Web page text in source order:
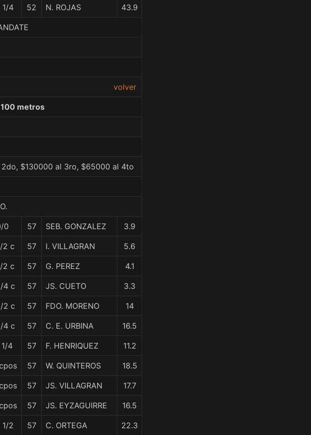
1/4 52 N. ROJAS 43.9
volver
metros
$130000 al 3ro, $65000 al 4to
0 57 SEB. GONZALEZ 3.9
2 c 57 I. VILLAGRAN 5.6
2 c 57 G. PEREZ 4.1
4 c 57 JS. CUETO 3.3
2 c 57 FDO. MORENO 14
4 c 57 C. E. URBINA 16.5
1/4 57 F. HENRIQUEZ 11.2
57 W. QUINTEROS 18.5
57 JS. VILLAGRAN 17.7
57 JS. EYZAGUIRRE 16.5
1/2 57 C. ORTEGA 22.3